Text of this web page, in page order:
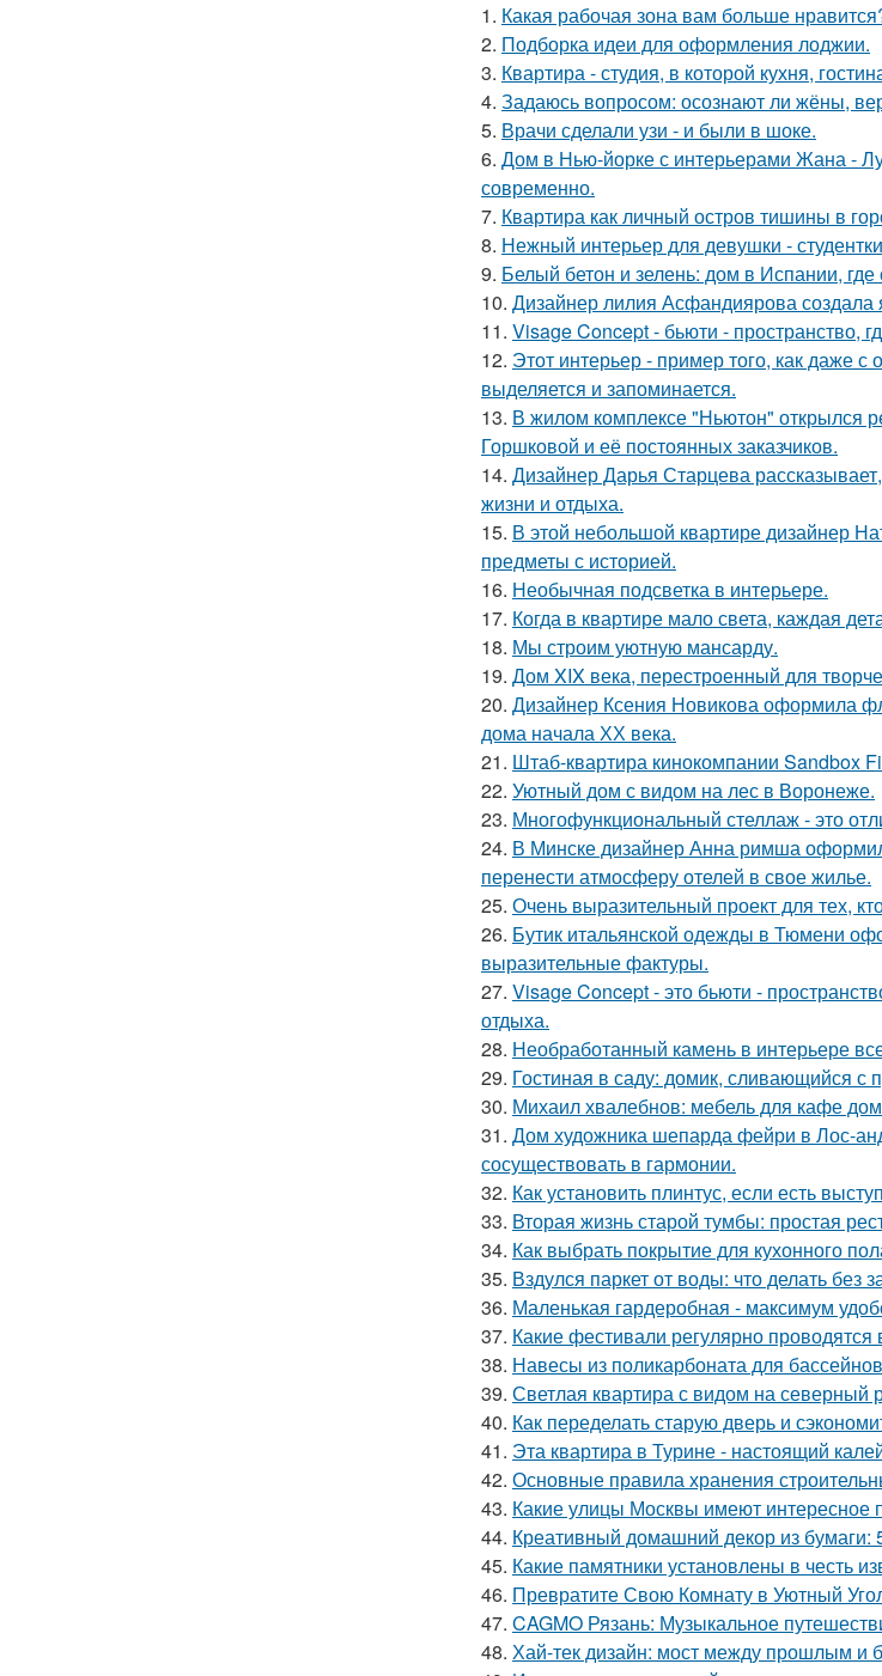
1. Какая рабочая зона вам больше
2. Подборка идеи для оформления лоджии.
3. Квартира - студия, в которой кухня,
4. Задаюсь вопросом: осознают ли жёны,
5. Врачи сделали узи - и были в шоке.
6. Дом в Нью-йорке с интерьерами Жана -
современно.
7. Квартира как личный остров тишины в
8. Нежный интерьер для девушки -
9. Белый бетон и зелень: дом в Испании, где
10. Дизайнер лилия Асфандиярова создала
11. Visage Concept - бьюти - пространство,
12. Этот интерьер - пример того, как даже
выделяется и запоминается.
13. В жилом комплексе "Ньютон" открылся
Горшковой и её постоянных заказчиков.
14. Дизайнер Дарья Старцева
жизни и отдыха.
15. В этой небольшой квартире дизайнер
предметы с историей.
16. Необычная подсветка в интерьере.
17. Когда в квартире мало света, каждая
18. Мы строим уютную мансарду.
19. Дом XIX века, перестроенный для
20. Дизайнер Ксения Новикова оформила
дома начала ХХ века.
21. Штаб-квартира кинокомпании Sandbox
22. Уютный дом с видом на лес в Воронеже.
23. Многофункциональный стеллаж - это
24. В Минске дизайнер Анна римша
перенести атмосферу отелей в свое жилье.
25. Очень выразительный проект для тех,
26. Бутик итальянской одежды в Тюмени
выразительные фактуры.
27. Visage Concept - это бьюти -
отдыха.
28. Необработанный камень в интерьере
29. Гостиная в саду: домик, сливающийся с
30. Михаил хвалебнов: мебель для кафе
31. Дом художника шепарда фейри в Лос-
сосуществовать в гармонии.
32. Как установить плинтус, если есть
33. Вторая жизнь старой тумбы: простая
34. Как выбрать покрытие для кухонного
35. Вздулся паркет от воды: что делать без
36. Маленькая гардеробная - максимум
37. Какие фестивали регулярно проводятся
38. Навесы из поликарбоната для
39. Светлая квартира с видом на северный
40. Как переделать старую дверь и
41. Эта квартира в Турине - настоящий
42. Основные правила хранения
43. Какие улицы Москвы имеют интересное
44. Креативный домашний декор из бумаги:
45. Какие памятники установлены в честь
46. Превратите Свою Комнату в Уютный
47. CAGMO Рязань: Музыкальное
48. Хай-тек дизайн: мост между прошлым и